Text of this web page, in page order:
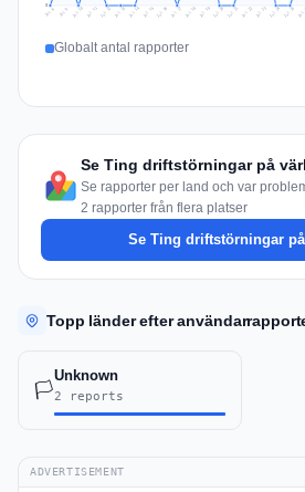
Jul 8 Jul 9 Jul 10 Jul 11 Jul 12 Jul 13 Jul 14 Jul 15 Jul 16 Jul 17 Jul 18 Jul 19 Jul 20 Jul 21 Jul 22 Jul 23 Jul 24 Jul 25 Jul
Globalt antal rapporter
Se Ting driftstörningar på
Se rapporter per land och var
2 rapporter från flera platser
Se Ting driftstörningar
Topp länder efter
🏳️
Unknown
2 reports
ADVERTISEMENT